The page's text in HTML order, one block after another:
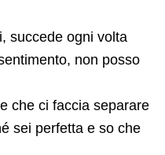
succede ogni volta
non posso
che ci faccia separare
sei perfetta e so che